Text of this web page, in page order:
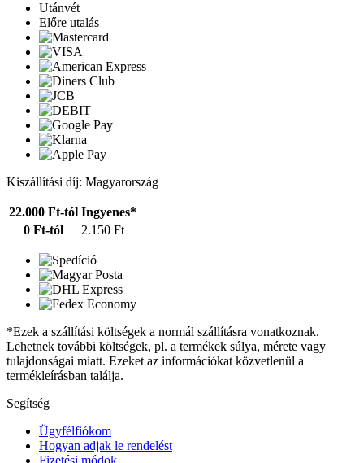
Utánvét
Előre utalás
Kiszállítási díj: Magyarország
22.000 Ft-tól Ingyenes*
0 Ft-tól
2.150 Ft
*Ezek a szállítási költségek a normál szállításra vonatkoznak.
Lehetnek további költségek, pl. a termékek súlya, mérete vagy
tulajdonságai miatt. Ezeket az információkat közvetlenül a
termékleírásban találja.
Segítség
Ügyfélfiókom
Hogyan adjak le rendelést